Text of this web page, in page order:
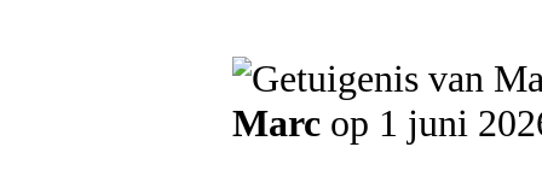
Marc op 1 juni